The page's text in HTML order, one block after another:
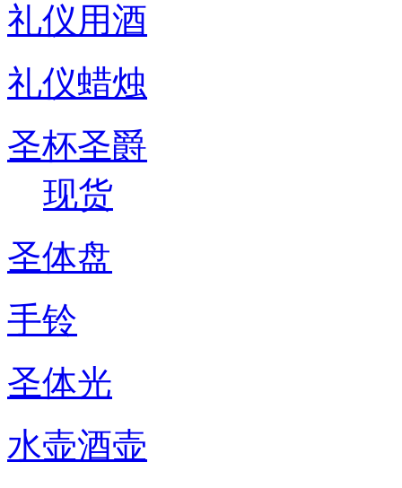
礼仪用酒
礼仪蜡烛
圣杯圣爵
现货
圣体盘
手铃
圣体光
水壶酒壶